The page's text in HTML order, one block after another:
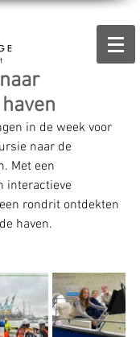
in de week voor
naar de
Met een
interactieve
rondrit ontdekten
haven.